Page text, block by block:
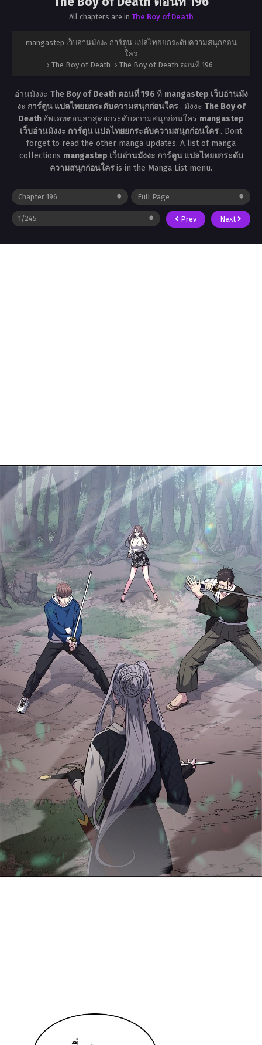
All chapters are in The Boy of Death
mangastep เว็บอ่านมังงะ การ์ตูน แปลไทยยกระดับความสนุกก่อน
ใคร
› The Boy of Death › The Boy of Death ตอนที่ 196
อ่านมังงะ The Boy of Death ตอนที่ 196 ที่ mangastep เว็บอ่านมัง
งะ การ์ตูน แปลไทยยกระดับความสนุกก่อนใคร . มังงะ The Boy of
Death อัพเดทตอนล่าสุดยกระดับความสนุกก่อนใคร mangastep
เว็บอ่านมังงะ การ์ตูน แปลไทยยกระดับความสนุกก่อนใคร . Dont
forget to read the other manga updates. A list of manga
collections mangastep เว็บอ่านมังงะ การ์ตูน แปลไทยยกระดับ
ความสนุกก่อนใครis in the Manga List menu.
Prev Next